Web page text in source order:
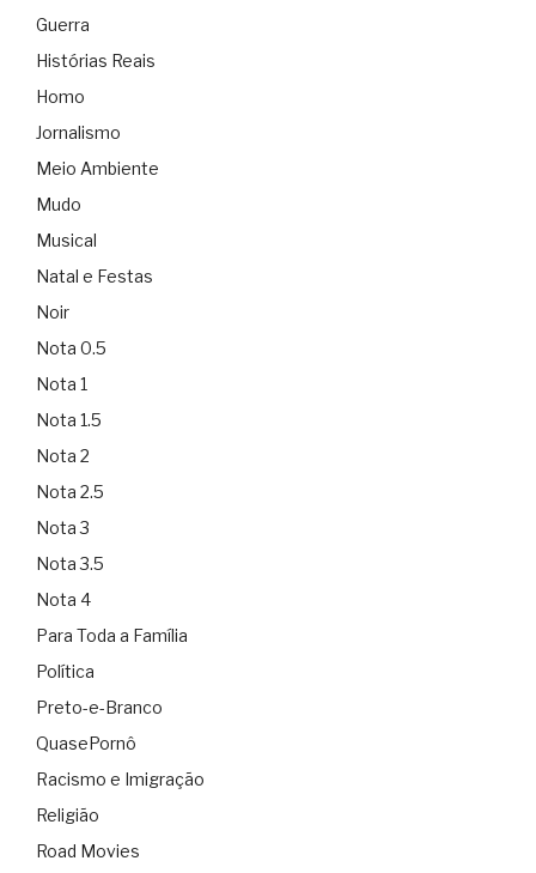
Guerra
Histórias Reais
Homo
Jornalismo
Meio Ambiente
Mudo
Musical
Natal e Festas
Noir
Nota 0.5
Nota 1
Nota 1.5
Nota 2
Nota 2.5
Nota 3
Nota 3.5
Nota 4
Para Toda a Família
Política
Preto-e-Branco
QuasePornô
Racismo e Imigração
Religião
Road Movies